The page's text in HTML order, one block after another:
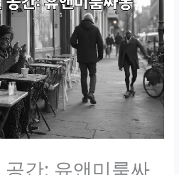
간: 유앤미룸싸